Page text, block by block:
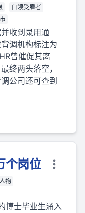
白领受雇者
收到录用通
调机构标注为
曾催促其离
终两头落空，
公司还可查到
个岗位
物
博士毕业生涌入